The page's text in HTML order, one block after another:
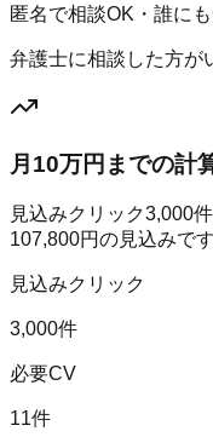
匿名で相談OK・誰に
弁護士に相談した方が
月10万円までの計
見込みクリック3,000
107,800円の見込みです
見込みクリック
3,000件
必要CV
11件